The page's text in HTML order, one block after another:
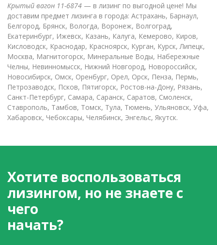
Крытый вагон 11-6874 — в лизинг по выгодной цене! Мы
доставим предмет лизинга в города: Астрахань, Барнаул,
Белгород, Брянск, Вологда, Воронеж, Волгоград,
Екатеринбург, Ижевск, Казань, Калуга, Кемерово, Киров,
Кисловодск, Краснодар, Красноярск, Курган, Курск, Липецк,
Москва, Магнитогорск, Минеральные Воды, Набережные
Челны, Невинномысск, Нижний Новгород, Новороссийск,
Новосибирск, Омск, Оренбург, Орел, Орск, Пенза, Пермь,
Петрозаводск, Псков, Пятигорск, Ростов-на-Дону, Рязань,
Санкт-Петербург, Самара, Саранск, Саратов, Смоленск,
Ставрополь, Тамбов, Томск, Тула, Тюмень, Ульяновск, Уфа,
Хабаровск, Чебоксары, Челябинск, Энгельс, Якутск.
Хотите воспользоваться
лизингом, но не знаете с
чего
начать?